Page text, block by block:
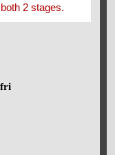
2 stages.
fri